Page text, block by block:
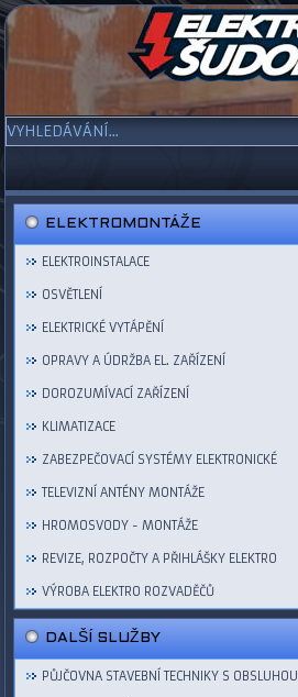
ELEKTROMONTÁŽE
ELEKTROINSTALACE
OSVĚTLENÍ
ELEKTRICKÉ VYTÁPĚNÍ
OPRAVY A ÚDRŽBA EL. ZAŘÍZENÍ
DOROZUMÍVACÍ ZAŘÍZENÍ
KLIMATIZACE
ZABEZPEČOVACÍ SYSTÉMY ELEKTRONICKÉ
TELEVIZNÍ ANTÉNY MONTÁŽE
HROMOSVODY - MONTÁŽE
REVIZE, ROZPOČTY A PŘIHLÁŠKY ELEKTRO
VÝROBA ELEKTRO ROZVADĚČŮ
DALŠÍ SLUŽBY
PŮJČOVNA STAVEBNÍ TECHNIKY S OBSLUHOU